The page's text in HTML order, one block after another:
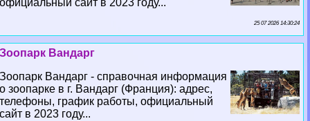
официальный сайт в 2023 году...
25 07 2026 14:30:24
Зоопарк Вандарг
Зоопарк Вандарг - справочная информация
о зоопарке в г. Вандарг (Франция): адрес,
телефоны, график работы, официальный
сайт в 2023 году...